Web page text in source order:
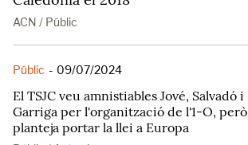
ACN / Públic
Públic - 09/07/2024
El TSJC veu amnistiables Jové, Salvadó i
Garriga per l'organització de l'1-O, però
planteja portar la llei a Europa